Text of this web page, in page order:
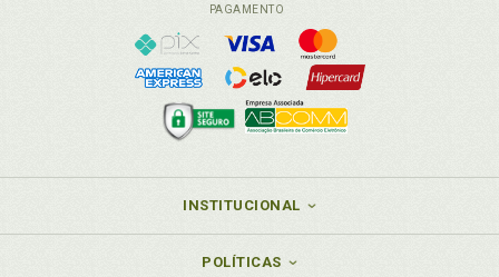
PAGAMENTO
INSTITUCIONAL
POLÍTICAS